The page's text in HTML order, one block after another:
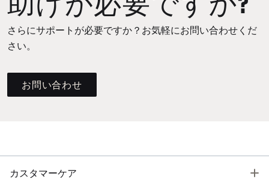
さらにサポートが必要ですか？お気軽にお問い合わせくだ
さい。
お問い合わせ
カスタマーケア